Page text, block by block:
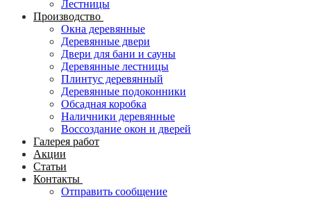
Лестницы
Производство
Окна деревянные
Деревянные двери
Двери для бани и сауны
Деревянные лестницы
Плинтус деревянный
Деревянные подоконники
Обсадная коробка
Наличники деревянные
Воссоздание окон и дверей
Галерея работ
Акции
Статьи
Контакты
Отправить сообщение